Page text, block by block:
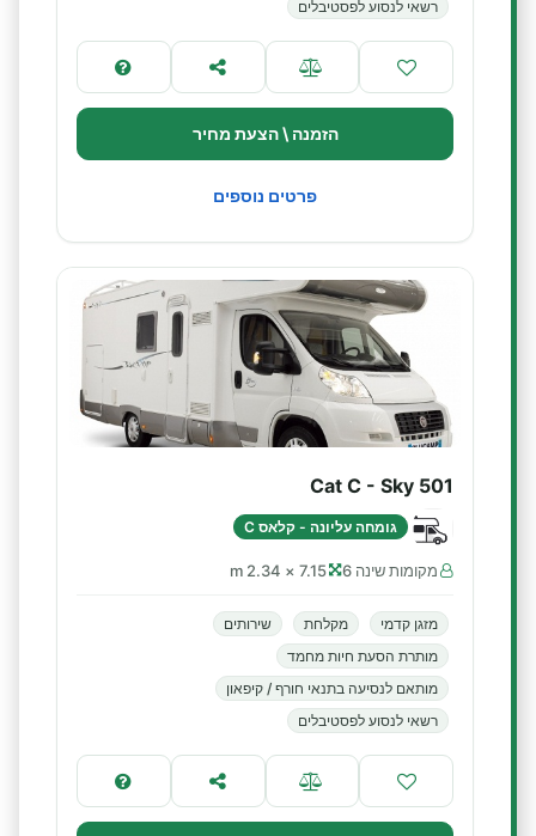
רשאי לנסוע לפסטיבלים
הזמנה \ הצעת מחיר
פרטים נוספים
Cat C - Sky 501
גומחה עליונה - קלאס C
מקומות שינה 6 7.15 × 2.34 m
מזגן קדמי מקלחת
שירותים
מותרת הסעת חיות מחמד
מותאם לנסיעה בתנאי חורף / קיפאון
רשאי לנסוע לפסטיבלים